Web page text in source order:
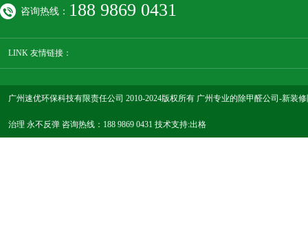
咨询热线： 188 9869 0431
LINK 友情链接：
广州速优环保科技有限责任公司 2010-2024版权所有 广州专业的除甲醛公司-新
治理 永不反弹 咨询热线：188 9869 0431 技术支持:出格